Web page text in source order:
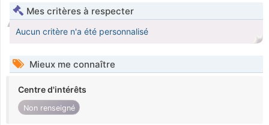
Mes critères à respecter
Aucun critère n'a été personnalisé
Mieux me connaître
Centre d'intérêts
Non renseigné